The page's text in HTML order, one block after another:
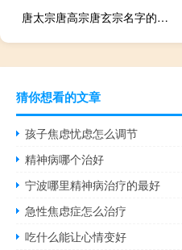
唐太宗唐高宗唐玄宗名字的由来
猜你想看的文章
孩子焦虑忧虑怎么调节
精神病哪个治好
宁波哪里精神病治疗的最好
急性焦虑症怎么治疗
吃什么能让心情变好